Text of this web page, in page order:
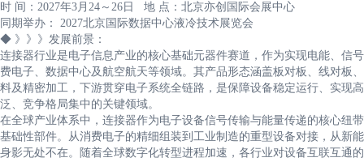
时 间：2027年3月24～26日 地 点：北京亦创国际会展中心
同期举办： 2027北京国际数据中心液冷技术展览会
◆ 》》》发展前景：
连接器行业是电子信息产业的核心基础元器件赛道，作为实现电能、信
费电子、数据中心及航空航天等领域。其产品形态涵盖板对板、线对板
料及精密加工，下游贯穿电子系统全链路，是保障设备稳定运行、实现
泛、竞争格局集中的关键领域。
在全球产业体系中，连接器作为电子设备信号传输与能量传递的核心纽
基础性部件。从消费电子的精细组装到工业制造的重型设备对接，从新
身影无处不在。随着全球数字化转型进程加速，各行业对设备互联互通